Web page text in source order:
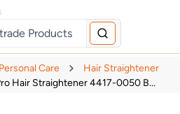
Personal Care
Hair Straightener
Hair Straightener 4417-0050 B...